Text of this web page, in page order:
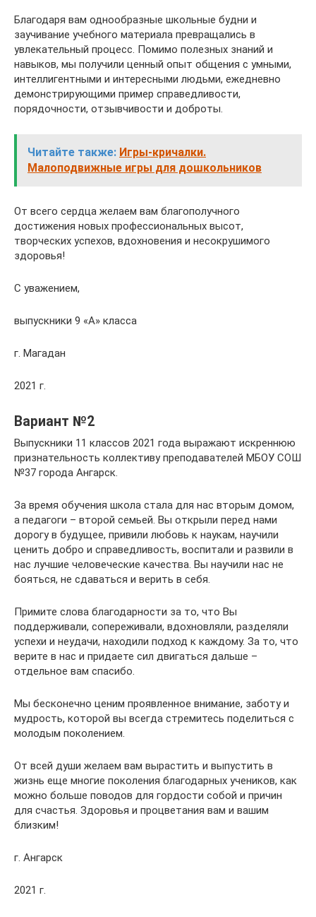
Благодаря вам однообразные школьные будни и
заучивание учебного материала превращались в
увлекательный процесс. Помимо полезных знаний и
навыков, мы получили ценный опыт общения с умными,
интеллигентными и интересными людьми, ежедневно
демонстрирующими пример справедливости,
порядочности, отзывчивости и доброты.
Читайте также: Игры-кричалки.
Малоподвижные игры для дошкольников
От всего сердца желаем вам благополучного
достижения новых профессиональных высот,
творческих успехов, вдохновения и несокрушимого
здоровья!
С уважением,
выпускники 9 «А» класса
г. Магадан
2021 г.
Вариант №2
Выпускники 11 классов 2021 года выражают искреннюю
признательность коллективу преподавателей МБОУ СОШ
№37 города Ангарск.
За время обучения школа стала для нас вторым домом,
а педагоги – второй семьей. Вы открыли перед нами
дорогу в будущее, привили любовь к наукам, научили
ценить добро и справедливость, воспитали и развили в
нас лучшие человеческие качества. Вы научили нас не
бояться, не сдаваться и верить в себя.
Примите слова благодарности за то, что Вы
поддерживали, сопереживали, вдохновляли, разделяли
успехи и неудачи, находили подход к каждому. За то, что
верите в нас и придаете сил двигаться дальше –
отдельное вам спасибо.
Мы бесконечно ценим проявленное внимание, заботу и
мудрость, которой вы всегда стремитесь поделиться с
молодым поколением.
От всей души желаем вам вырастить и выпустить в
жизнь еще многие поколения благодарных учеников, как
можно больше поводов для гордости собой и причин
для счастья. Здоровья и процветания вам и вашим
близким!
г. Ангарск
2021 г.